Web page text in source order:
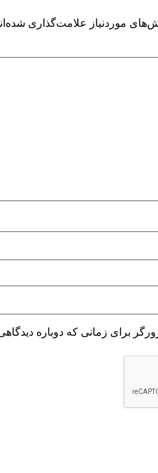
موردنیاز علامت‌گذاری
برای زمانی که دوباره